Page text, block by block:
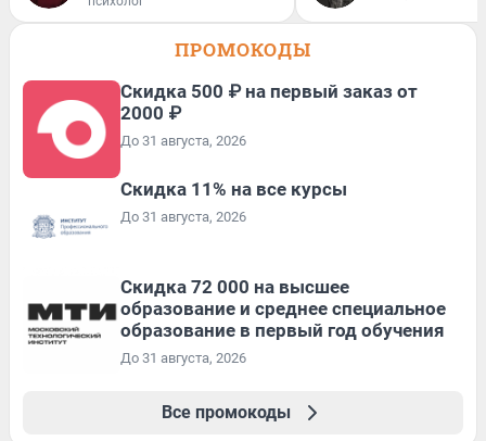
ПРОМОКОДЫ
Скидка 500 ₽ на первый заказ от
2000 ₽
До 31 августа, 2026
Скидка 11% на все курсы
До 31 августа, 2026
Скидка 72 000 на высшее
образование и среднее специальное
образование в первый год обучения
До 31 августа, 2026
Все промокоды